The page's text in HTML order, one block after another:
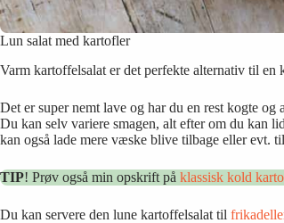
Lun salat med kartofler
Varm kartoffelsalat er det perfekte alternativ til
Det er super nemt lave og har du en rest kogte
Du kan selv variere smagen, alt efter om du kan
kan også lade mere væske blive tilbage eller evt.
TIP! Prøv også min opskrift på klassisk kold
Du kan servere den lune kartoffelsalat til